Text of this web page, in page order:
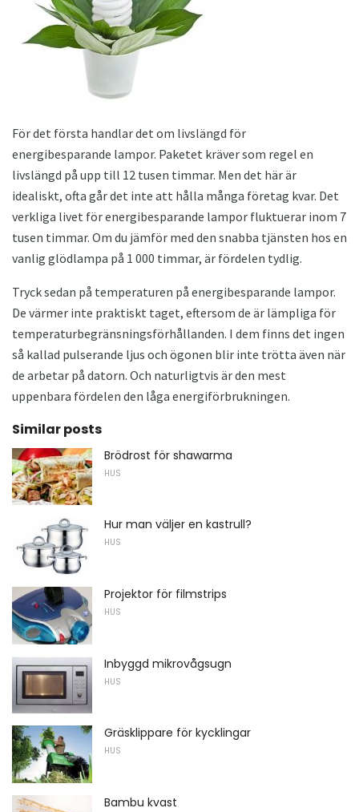
För det första handlar det om livslängd för
energibesparande lampor. Paketet kräver som regel en
livslängd på upp till 12 tusen timmar. Men det här är
idealiskt, ofta går det inte att hålla många företag kvar. Det
verkliga livet för energibesparande lampor fluktuerar inom 7
tusen timmar. Om du jämför med den snabba tjänsten hos en
vanlig glödlampa på 1 000 timmar, är fördelen tydlig.
Tryck sedan på temperaturen på energibesparande lampor.
De värmer inte praktiskt taget, eftersom de är lämpliga för
temperaturbegränsningsförhållanden. I dem finns det ingen
så kallad pulserande ljus och ögonen blir inte trötta även när
de arbetar på datorn. Och naturligtvis är den mest
uppenbara fördelen den låga energiförbrukningen.
Similar posts
Brödrost för shawarma
HUS
Hur man väljer en kastrull?
HUS
Projektor för filmstrips
HUS
Inbyggd mikrovågsugn
HUS
Gräsklippare för kycklingar
HUS
Bambu kvast